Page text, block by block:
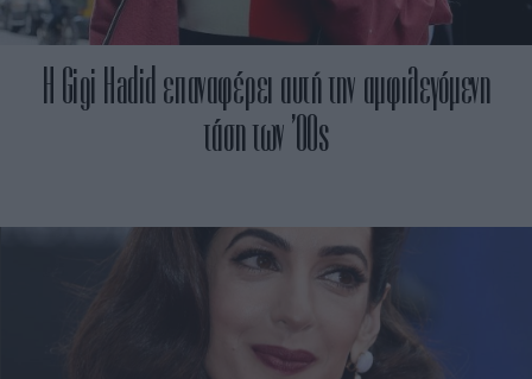
H Gigi Hadid επαναφέρει αυτή την αμφιλεγόμενη
τάση των ’00s